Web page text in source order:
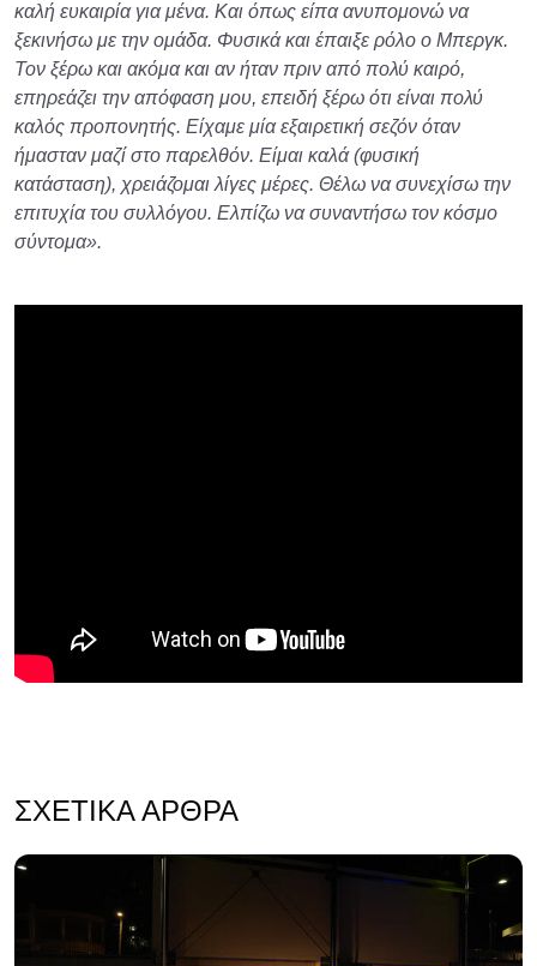
καλή ευκαιρία για μένα. Και όπως είπα ανυπομονώ να
ξεκινήσω με την ομάδα. Φυσικά και έπαιξε ρόλο ο Μπεργκ.
Τον ξέρω και ακόμα και αν ήταν πριν από πολύ καιρό,
επηρεάζει την απόφαση μου, επειδή ξέρω ότι είναι πολύ
καλός προπονητής. Είχαμε μία εξαιρετική σεζόν όταν
ήμασταν μαζί στο παρελθόν. Είμαι καλά (φυσική
κατάσταση), χρειάζομαι λίγες μέρες. Θέλω να συνεχίσω την
επιτυχία του συλλόγου. Ελπίζω να συναντήσω τον κόσμο
σύντομα».
ΣΧΕΤΙΚΆ ΆΡΘΡΑ